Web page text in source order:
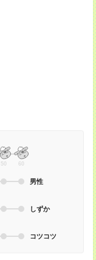
50 60
男性
しずか
コツコツ